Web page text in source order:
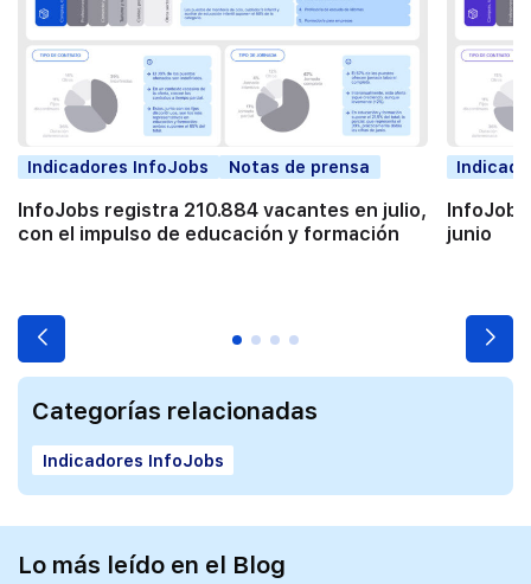
Indicadores InfoJobs Notas de prensa
InfoJobs registra 210.884 vacantes en julio,
con el impulso de educación y formación
junio
Categorías relacionadas
Indicadores InfoJobs
Lo más leído en el Blog